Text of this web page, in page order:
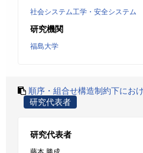
社会システム工学・安全システム
研究機関
福島大学
順序・組合せ構造制約下にお
研究代表者
研究代表者